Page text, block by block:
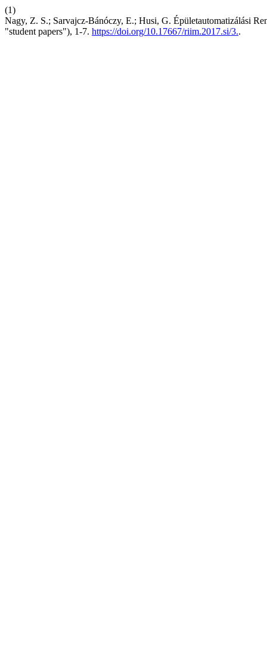
(1)
Nagy, Z. S.; Sarvajcz-Bánóczy, E.; Husi, G. Épületautomatizálási
"student papers"), 1-7. https://doi.org/10.17667/riim.2017.si/3..